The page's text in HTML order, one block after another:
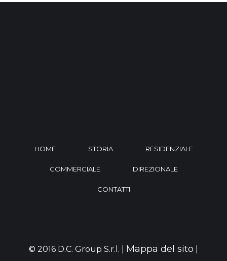
HOME STORIA RESIDENZIALE
COMMERCIALE DIREZIONALE
CONTATTI
© 2016 D.C. Group S.r.l. | Mappa del sito